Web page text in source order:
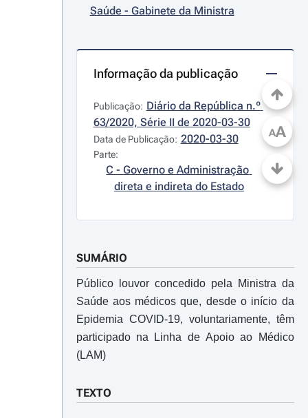
Saúde - Gabinete da Ministra
Informação da publicação
Publicação: Diário da República n.º
63/2020, Série II de 2020-03-30
Data de Publicação: 2020-03-30
Parte:
C - Governo e Administração
direta e indireta do Estado
SUMÁRIO
Público louvor concedido pela Ministra da
Saúde aos médicos que, desde o início da
Epidemia COVID-19, voluntariamente, têm
participado na Linha de Apoio ao Médico
(LAM)
TEXTO
AA